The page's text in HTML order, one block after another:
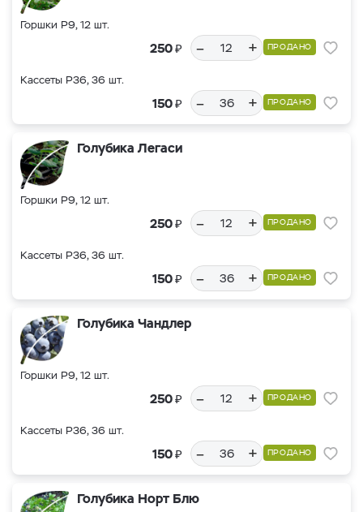
Горшки Р9, 12 шт.
250₽ – + ПРОДАНО
Кассеты Р36, 36 шт.
150₽ – + ПРОДАНО
Голубика Легаси
Горшки Р9, 12 шт.
250₽ – + ПРОДАНО
Кассеты Р36, 36 шт.
150₽ – + ПРОДАНО
Голубика Чандлер
Горшки Р9, 12 шт.
250₽ – + ПРОДАНО
Кассеты Р36, 36 шт.
150₽ – + ПРОДАНО
Голубика Норт Блю